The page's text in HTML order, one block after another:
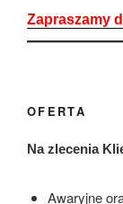
Zapraszamy
OFERTA
Na zlecenia
Awaryjne